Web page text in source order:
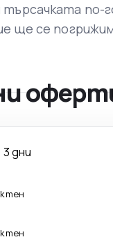
по-
ще се
3 дни